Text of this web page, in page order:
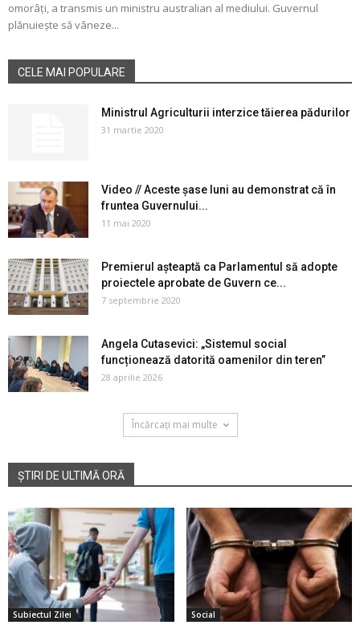
omorâți, a transmis un ministru australian al mediului. Guvernul
plănuiește să vâneze...
CELE MAI POPULARE
Ministrul Agriculturii interzice tăierea pădurilor
31 martie 2020
Video // Aceste șase luni au demonstrat că în
fruntea Guvernului...
11 mai 2020
Premierul așteaptă ca Parlamentul să adopte
proiectele aprobate de Guvern ce...
7 septembrie 2020
Angela Cutasevici: „Sistemul social
funcționează datorită oamenilor din teren”
28 aprilie 2026
Încărcați mai multe
ȘTIRI DE ULTIMĂ ORĂ
Subiectul Zilei Social